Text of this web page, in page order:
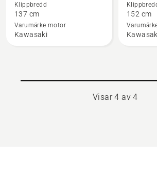
om
Z454X
Klippbredd
137 cm
Varumärke motor
Kawasaki
om
Z560X,
152 cm
Visar 4 av 4